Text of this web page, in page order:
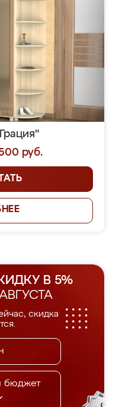
руб.
В 5%
скидка
бюджет